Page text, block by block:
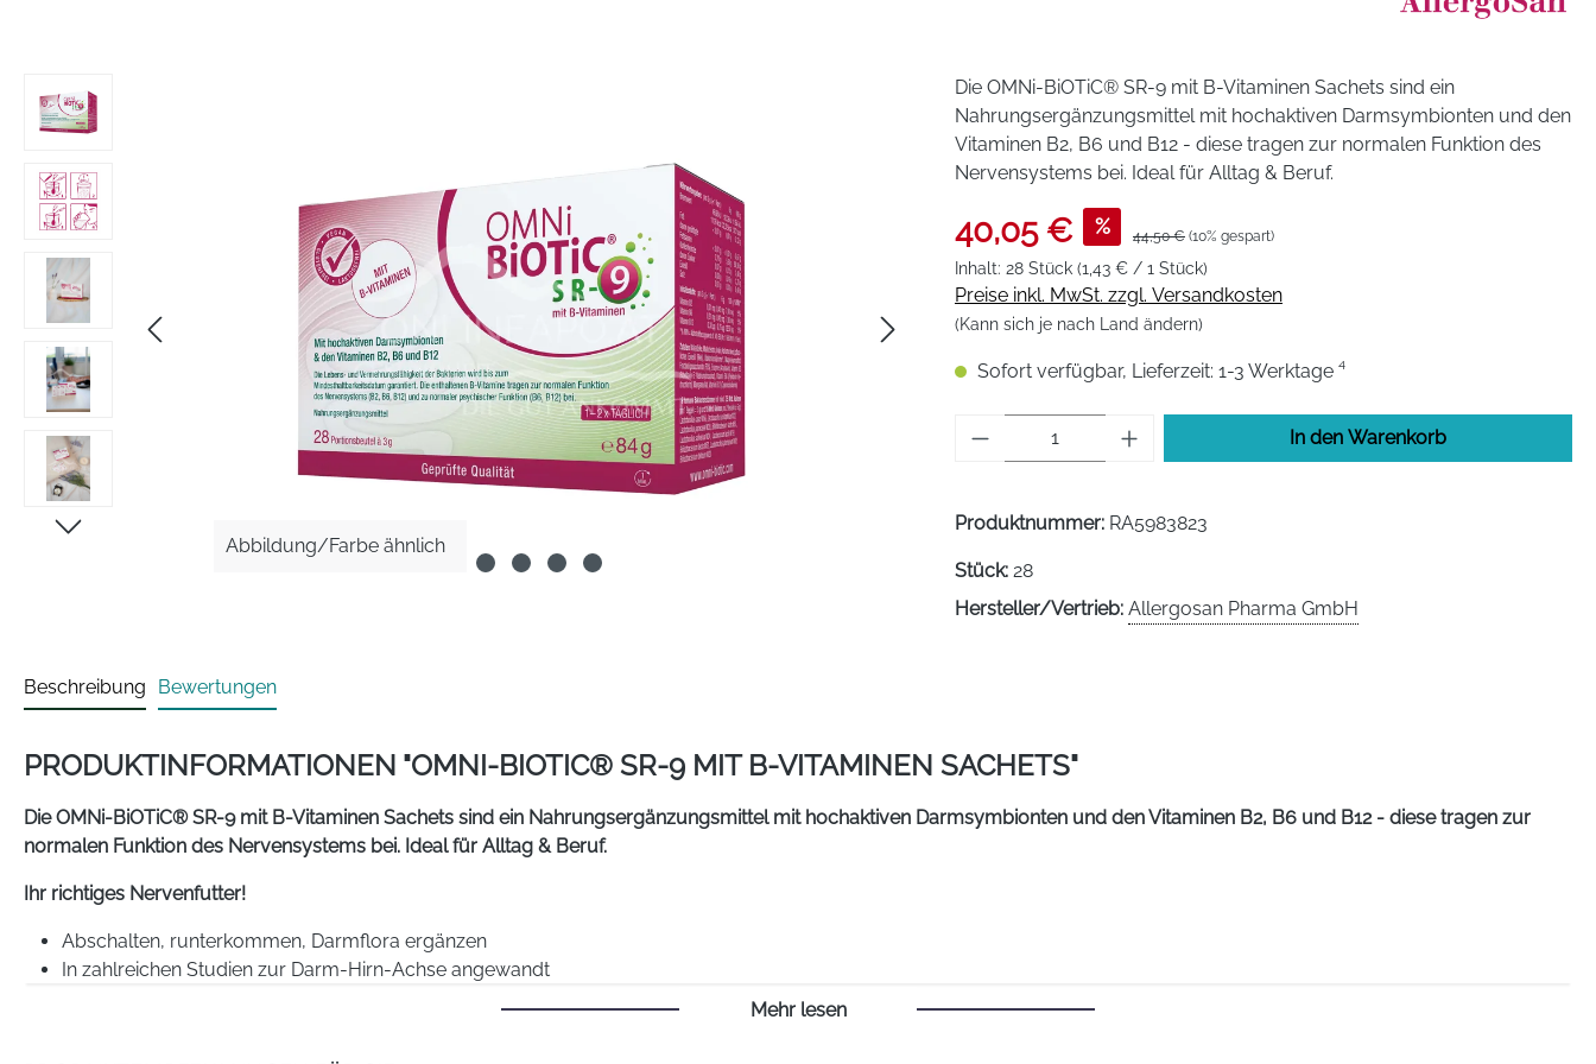
Bildergalerie überspringen
Abbildung/Farbe ähnlich
Die OMNi-BiOTiC® SR-9 mit B-Vitaminen Sachets sind ein
Nahrungsergänzungsmittel mit hochaktiven Darmsymbionten und den
Vitaminen B2, B6 und B12 - diese tragen zur normalen Funktion des
Nervensystems bei. Ideal für Alltag & Beruf.
40,05 € % 44,50 € (10% gespart)
Inhalt: 28 Stück (1,43 € / 1 Stück)
Preise inkl. MwSt. zzgl. Versandkosten
(Kann sich je nach Land ändern)
Sofort verfügbar, Lieferzeit: 1-3 Werktage ⁴
Produkt Anzahl: Gib den gewünschten Wert
In den Warenkorb
Produktnummer: RA5983823
Stück: 28
Hersteller/Vertrieb: Allergosan Pharma GmbH
Beschreibung Bewertungen
PRODUKTINFORMATIONEN "OMNI-BIOTIC® SR-9 MIT B-VITAMINEN SACHETS"
Die OMNi-BiOTiC® SR-9 mit B-Vitaminen Sachets sind ein Nahrungsergänzungsmittel mit hochaktiven Darmsymbionten und den Vitaminen B2, B6 und B12 - diese tragen zur
normalen Funktion des Nervensystems bei. Ideal für Alltag & Beruf.
Ihr richtiges Nervenfutter!
Abschalten, runterkommen, Darmflora ergänzen
In zahlreichen Studien zur Darm-Hirn-Achse angewandt
Mehr lesen